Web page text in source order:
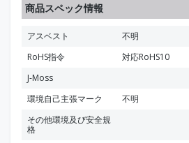
商品スペック情報
アスベスト
不明
RoHS指令
対応RoHS10
J-Moss
環境自己主張マーク
不明
その他環境及び安全規
格